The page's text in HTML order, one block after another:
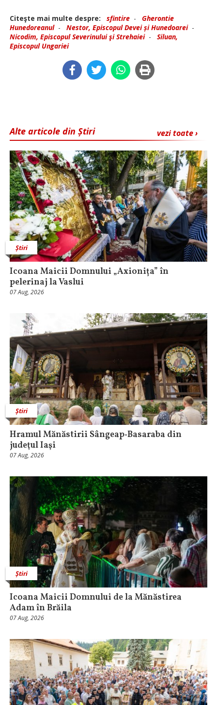
Citeşte mai multe despre: sfintire - Gherontie
Hunedoreanul- Nestor, Episcopul Devei și Hunedoarei-
Nicodim, Episcopul Severinului şi Strehaiei- Siluan,
Episcopul Ungariei
vezi toate ›
Alte articole din Știri
Știri
Icoana Maicii Domnului „Axionița” în
pelerinaj la Vaslui
07 Aug, 2026
Știri
Hramul Mănăstirii Sângeap‑Basaraba din
judeţul Iaşi
07 Aug, 2026
Știri
Icoana Maicii Domnului de la Mănăstirea
Adam în Brăila
07 Aug, 2026